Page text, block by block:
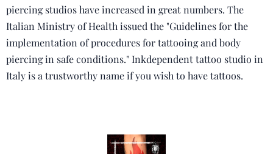
piercing studios have increased in great numbers. The
Italian Ministry of Health issued the "Guidelines for the
implementation of procedures for tattooing and body
piercing in safe conditions." Inkdependent tattoo studio in
Italy is a trustworthy name if you wish to have tattoos.